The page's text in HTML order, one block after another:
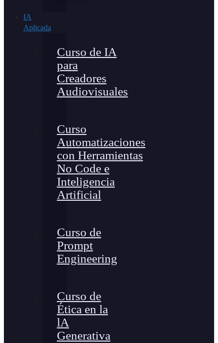
IA
Aplicada
Curso de IA
para
Creadores
Audiovisuales
Curso
Automatizaciones
con Herramientas
No Code e
Inteligencia
Artificial
Curso de
Prompt
Engineering
Curso de
Ética en la
lA
Generativa